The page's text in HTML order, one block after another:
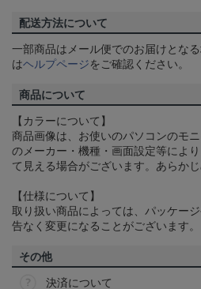
配送方法について
一部商品はメール便でのお届けとな
はヘルプページをご確認ください。
商品について
【カラーについて】
商品画像は、お使いのパソコンのモ
のメーカー・機種・画面設定等によ
て見える場合がございます。あらかじ
【仕様について】
取り扱い商品によっては、パッケー
告なく変更になることがございます。
その他
決済について